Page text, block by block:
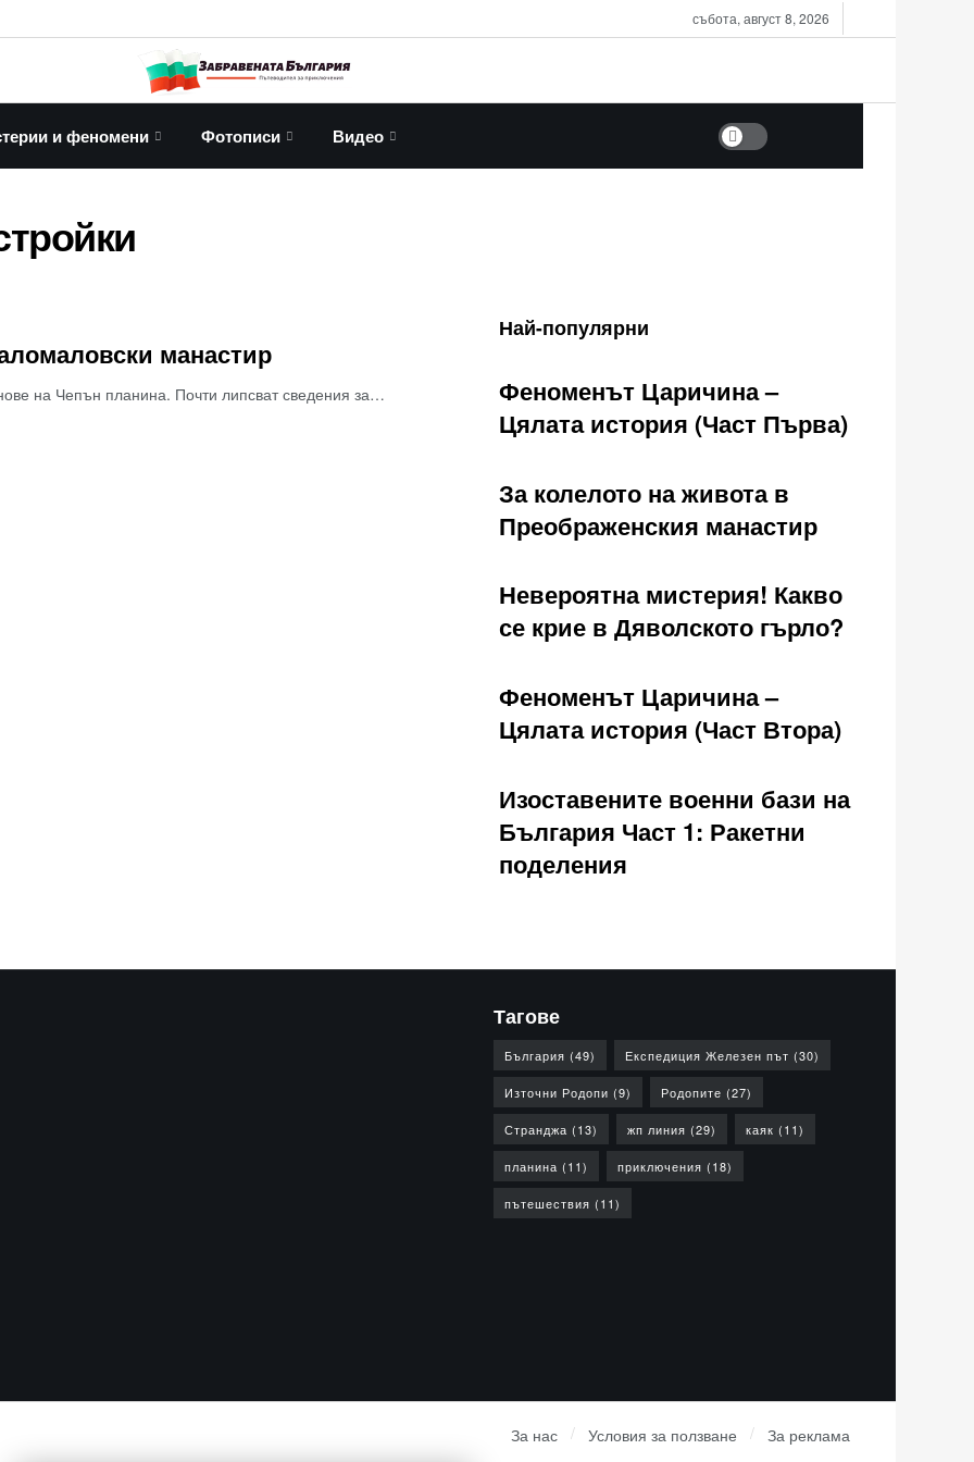
събота, август 8, 2026
и феномени Фотописи Видео Dark mode
манастир
на Чепън планина. Почти липсват сведения за…
Най-популярни
Феноменът Царичина –
Цялата история (Част Първа)
За колелото на живота в
Преображенския манастир
Невероятна мистерия! Какво
се крие в Дяволското гърло?
Феноменът Царичина –
Цялата история (Част Втора)
Изоставените военни бази на
България Част 1: Ракетни
поделения
Тагове
България (49) Експедиция Железен път (30)
Източни Родопи (9) Родопите (27)
Странджа (13) жп линия (29) каяк (11)
планина (11) приключения (18)
пътешествия (11)
За нас Условия за ползване За реклама